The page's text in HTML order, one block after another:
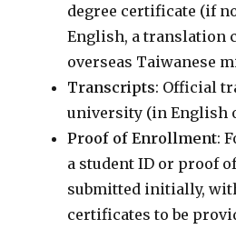
degree certificate (if
English, a translation
overseas Taiwanese
Transcripts: Official
university (in English
Proof of Enrollment:
a student ID or proof
submitted initially,
certificates to be